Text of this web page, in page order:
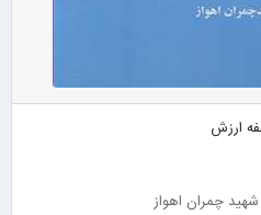
ارزش
شهید چمران اهواز